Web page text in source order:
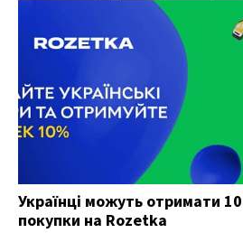
Українці можуть отримати
покупки на Rozetka